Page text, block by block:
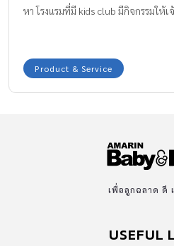
หา โรงแรมที่มี kids club มีกิจกรรมให้
Product & Service
เพื่อลูกฉลาด ดี
USEFUL